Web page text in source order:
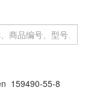
159490-55-8